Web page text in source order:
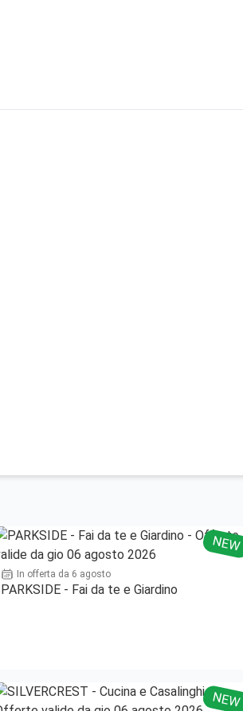
NEW
In offerta da 6 agosto
PARKSIDE - Fai da te e Giardino
NEW